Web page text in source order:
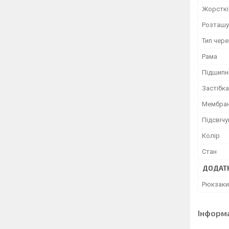
Тип
Рама
Застібка
Колір
Стан